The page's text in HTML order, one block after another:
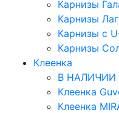
Карнизы
Карнизы
Карнизы с
Карнизы
Клеенка
В НАЛИЧИИ
Клеенка
Клеенка